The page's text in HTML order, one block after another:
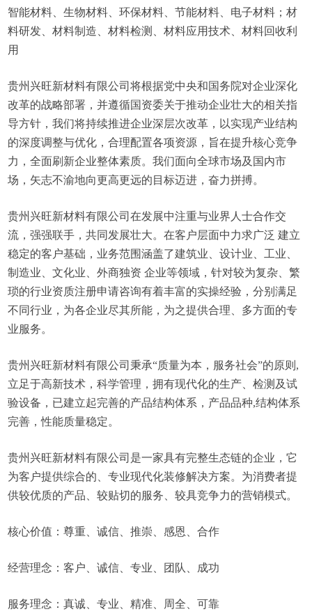
智能材料、生物材料、环保材料、节能材料、电子材料；材
料研发、材料制造、材料检测、材料应用技术、材料回收利
用
贵州兴旺新材料有限公司将根据党中央和国务院对企业深化
改革的战略部署，并遵循国资委关于推动企业壮大的相关指
导方针，我们将持续推进企业深层次改革，以实现产业结构
的深度调整与优化，合理配置各项资源，旨在提升核心竞争
力，全面刷新企业整体素质。我们面向全球市场及国内市
场，矢志不渝地向更高更远的目标迈进，奋力拼搏。
贵州兴旺新材料有限公司在发展中注重与业界人士合作交
流，强强联手，共同发展壮大。在客户层面中力求广泛 建立
稳定的客户基础，业务范围涵盖了建筑业、设计业、工业、
制造业、文化业、外商独资 企业等领域，针对较为复杂、繁
琐的行业资质注册申请咨询有着丰富的实操经验，分别满足
不同行业，为各企业尽其所能，为之提供合理、多方面的专
业服务。
贵州兴旺新材料有限公司秉承“质量为本，服务社会”的原则,
立足于高新技术，科学管理，拥有现代化的生产、检测及试
验设备，已建立起完善的产品结构体系，产品品种,结构体系
完善，性能质量稳定。
贵州兴旺新材料有限公司是一家具有完整生态链的企业，它
为客户提供综合的、专业现代化装修解决方案。为消费者提
供较优质的产品、较贴切的服务、较具竞争力的营销模式。
核心价值：尊重、诚信、推崇、感恩、合作
经营理念：客户、诚信、专业、团队、成功
服务理念：真诚、专业、精准、周全、可靠